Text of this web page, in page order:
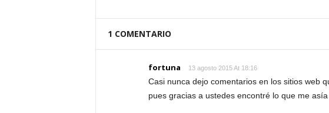
1 COMENTARIO
fortuna 13 agosto 2015 At 18:16
Casi nunca dejo comentarios en los sitios web
pues gracias a ustedes encontré lo que me